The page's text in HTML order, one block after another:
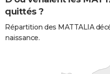
quittés ?
Répartition des MATTALIA
naissance.